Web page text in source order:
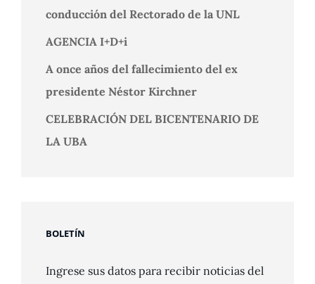
conducción del Rectorado de la UNL
AGENCIA I+D+i
A once años del fallecimiento del ex
presidente Néstor Kirchner
CELEBRACIÓN DEL BICENTENARIO DE
LA UBA
BOLETÍN
Ingrese sus datos para recibir noticias del